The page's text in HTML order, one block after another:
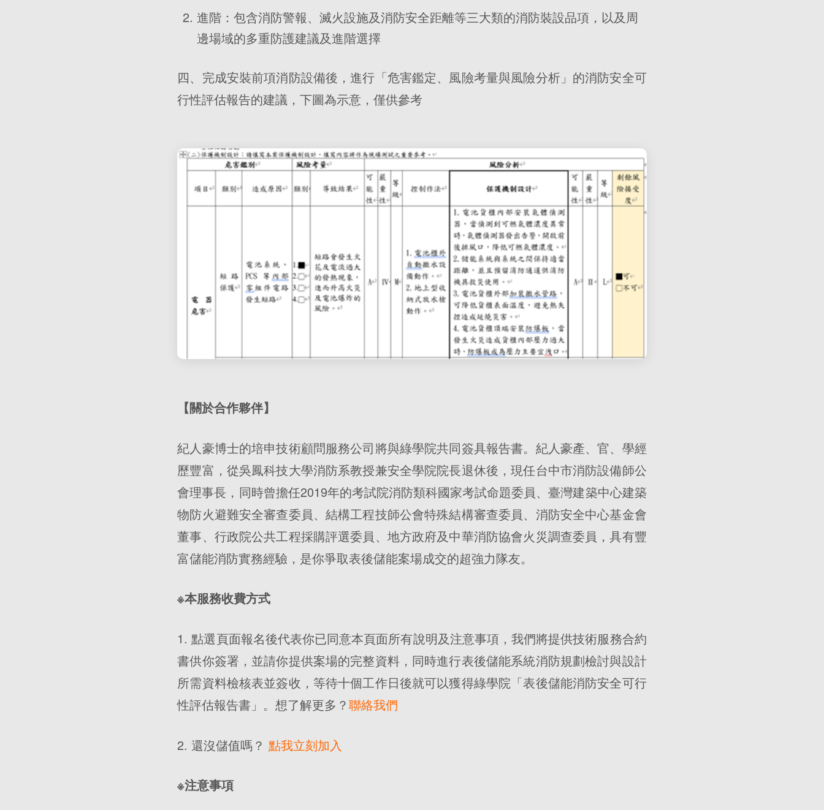
進階：包含消防警報、滅火設施及消防安全距離等三大類的消防裝設品項，以及周
邊場域的多重防護建議及進階選擇
四、完成安裝前項消防設備後，進行「危害鑑定、風險考量與風險分析」的消防安全可
行性評估報告的建議，下圖為示意，僅供參考
【關於合作夥伴】
紀人豪博士的培申技術顧問服務公司將與綠學院共同簽具報告書。紀人豪產、官、學經
歷豐富，從吳鳳科技大學消防系教授兼安全學院院長退休後，現任台中市消防設備師公
會理事長，同時曾擔任2019年的考試院消防類科國家考試命題委員、臺灣建築中心建築
物防火避難安全審查委員、結構工程技師公會特殊結構審查委員、消防安全中心基金會
董事、行政院公共工程採購評選委員、地方政府及中華消防協會火災調查委員，具有豐
富儲能消防實務經驗，是你爭取表後儲能案場成交的超強力隊友。
※本服務收費方式
1. 點選頁面報名後代表你已同意本頁面所有說明及注意事項，我們將提供技術服務合約
書供你簽署，並請你提供案場的完整資料，同時進行表後儲能系統消防規劃檢討與設計
所需資料檢核表並簽收，等待十個工作日後就可以獲得綠學院「表後儲能消防安全可行
性評估報告書」。想了解更多？聯絡我們
2. 還沒儲值嗎？ 點我立刻加入
※注意事項